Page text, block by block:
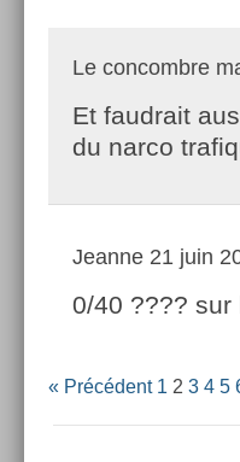
Le concombre
Et faudrait
du narco
Jeanne 21 juin
0/40 ????
« Précédent 1 2 3 4 5